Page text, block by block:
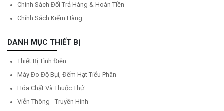
Chính Sách Đổi Trả Hàng & Hoàn Tiền
Chính Sách Kiểm Hàng
DANH MỤC THIẾT BỊ
Thiết Bị Tĩnh Điện
Máy Đo Độ Bụi, Đếm Hạt Tiểu Phân
Hóa Chất Và Thuốc Thử
Viễn Thông - Truyền Hình